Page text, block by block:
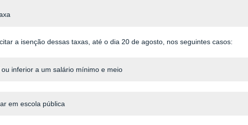
a isenção dessas taxas, até o dia 20 de agosto, nos seguintes casos:
inferior a um salário mínimo e meio
em escola pública